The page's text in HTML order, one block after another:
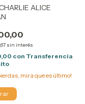
ALICE
sin interés
con Transferencia
mira que es último!